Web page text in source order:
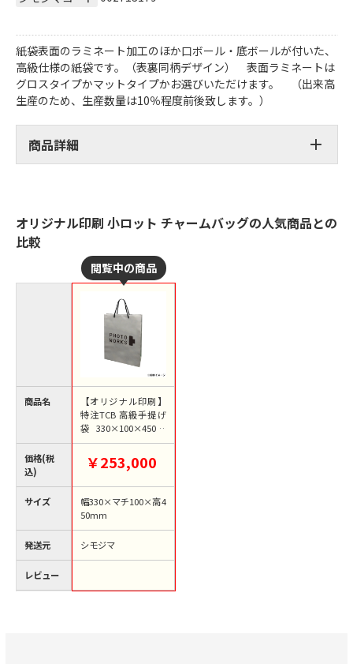
紙袋表面のラミネート加工のほか口ボール・底ボールが付いた、
高級仕様の紙袋です。（表裏同柄デザイン） 表面ラミネートは
グロスタイプかマットタイプかお選びいただけます。 （出来高
生産のため、生産数量は10％程度前後致します。）
商品詳細
オリジナル印刷 小ロット チャームバッグの人気商品との
比較
商品名
価格(税
込)
サイズ
発送元
レビュー
【オリジナル印刷】
特注TCB 高級手提げ
袋 330×100×450 2
色 ベタ有 1000枚
￥253,000
幅330×マチ100×高4
50mm
シモジマ